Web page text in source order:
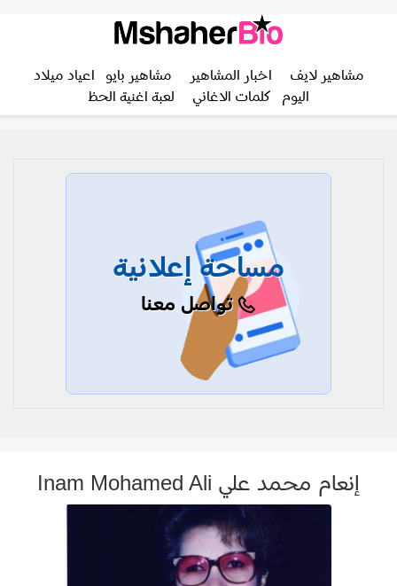
مشاهير لايف اخبار المشاهير مشاهير بايو
اعياد ميلاد
اليوم
كلمات الاغاني لعبة اغنية الحظ
مساحة إعلانية
تواصل معنا
إنعام محمد علي Inam Mohamed Ali